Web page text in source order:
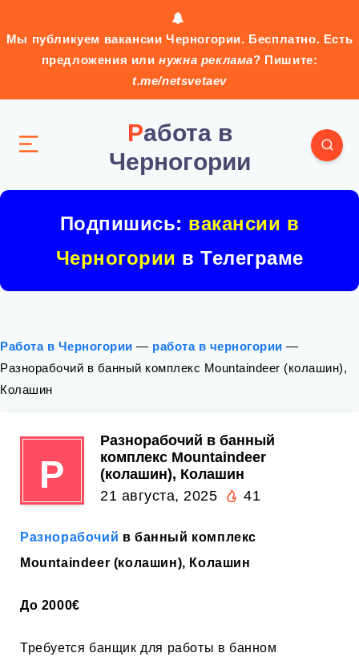
Мы публикуем вакансии Черногории. Бесплатно. Есть
предложения илинужна реклама? Пишите:
t.me/netsvetaev
Работа в
Черногории
Подпишись: вакансии в
Черногории в Телеграме
Работа в Черногории — работа в черногории —
Разнорабочий в банный комплекс Mountaindeer (колашин),
Колашин
Р
Разнорабочий в банный
комплекс Mountaindeer
(колашин), Колашин
21 августа, 2025
41
Разнорабочий в банный комплекс
Mountaindeer (колашин), Колашин
До 2000€
Требуется банщик для работы в банном